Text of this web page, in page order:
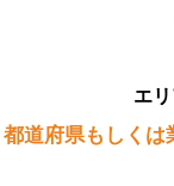
エ
都道府県もしくは